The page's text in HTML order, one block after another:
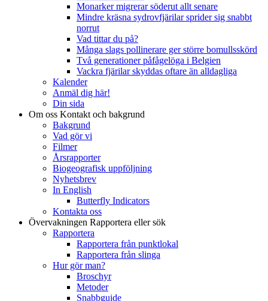
Monarker migrerar söderut allt senare
Mindre kräsna sydrovfjärilar sprider sig snabbt
norrut
Vad tittar du på?
Många slags pollinerare ger större bomullsskörd
Två generationer påfågelöga i Belgien
Vackra fjärilar skyddas oftare än alldagliga
Kalender
Anmäl dig här!
Din sida
Om oss Kontakt och bakgrund
Bakgrund
Vad gör vi
Filmer
Årsrapporter
Biogeografisk uppföljning
Nyhetsbrev
In English
Butterfly Indicators
Kontakta oss
Övervakningen Rapportera eller sök
Rapportera
Rapportera från punktlokal
Rapportera från slinga
Hur gör man?
Broschyr
Metoder
Snabbguide